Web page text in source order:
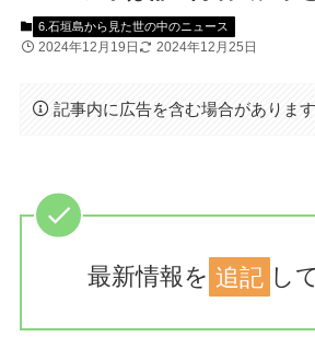
6.石垣島から見た世の中のニュース
2024年12月19日 2024年12月25日
記事内に広告を含む場合があります
最新情報を 追記 し